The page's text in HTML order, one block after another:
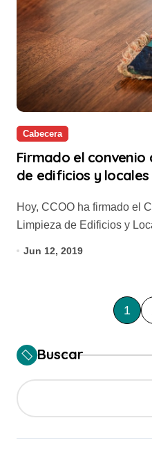
Cabecera
Firmado el convenio
de edificios y locales
Hoy, CCOO ha firmado el Convenio Colectivo de
Limpieza de Edificios y
Jun 12, 2019
P
a
g
i
a
c
1
Buscar